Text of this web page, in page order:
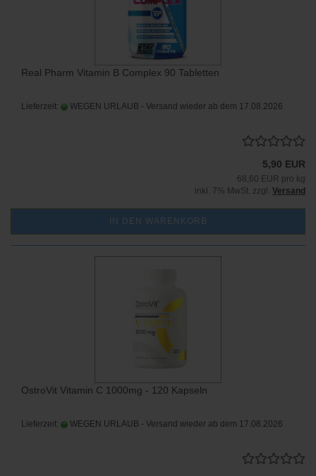
Real Pharm Vitamin B Complex 90 Tabletten
Lieferzeit: WEGEN URLAUB - Versand wieder ab dem 17.08.2026
5,90 EUR
68,60 EUR pro kg
inkl. 7% MwSt. zzgl. Versand
IN DEN WARENKORB
OstroVit Vitamin C 1000mg - 120 Kapseln
Lieferzeit: WEGEN URLAUB - Versand wieder ab dem 17.08.2026